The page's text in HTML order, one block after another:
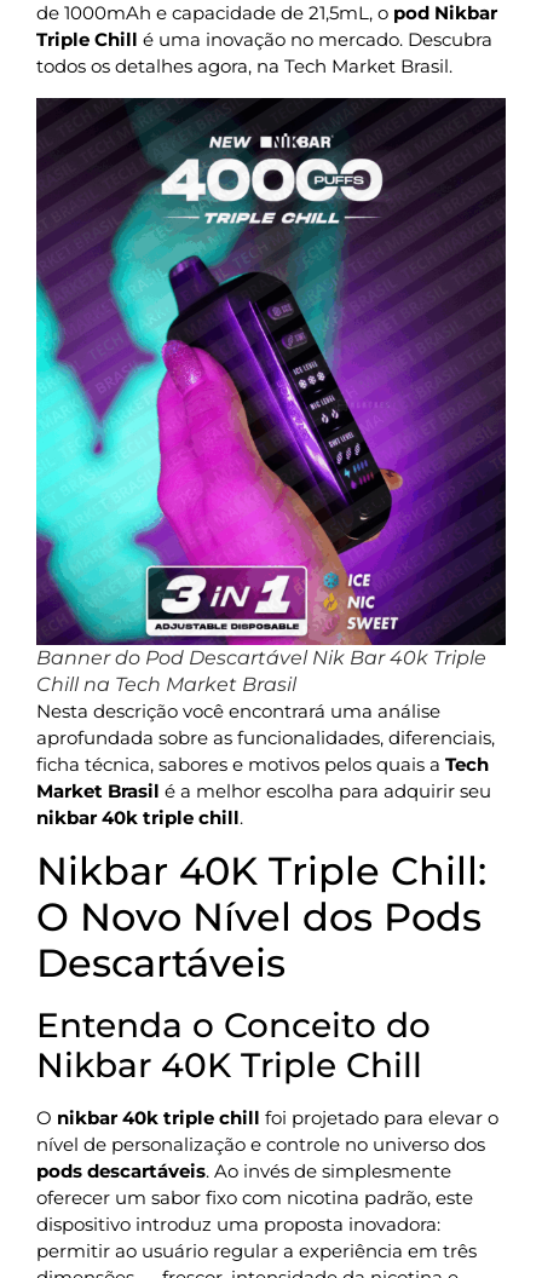
de 1000mAh e capacidade de 21,5mL, o pod Nikbar
Triple Chill é uma inovação no mercado. Descubra
todos os detalhes agora, na Tech Market Brasil.
Banner do Pod Descartável Nik Bar 40k Triple
Chill na Tech Market Brasil
Nesta descrição você encontrará uma análise
aprofundada sobre as funcionalidades, diferenciais,
ficha técnica, sabores e motivos pelos quais a Tech
Market Brasil é a melhor escolha para adquirir seu
nikbar 40k triple chill.
Nikbar 40K Triple Chill:
O Novo Nível dos Pods
Descartáveis
Entenda o Conceito do
Nikbar 40K Triple Chill
O nikbar 40k triple chill foi projetado para elevar o
nível de personalização e controle no universo dos
pods descartáveis. Ao invés de simplesmente
oferecer um sabor fixo com nicotina padrão, este
dispositivo introduz uma proposta inovadora:
permitir ao usuário regular a experiência em três